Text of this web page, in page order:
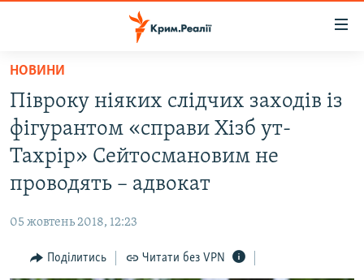
Перейти
основного
матеріалу
Перейти
до
основної
Перейти
пошуку
ВОДА.КРИМ
ВІДЕО ТА ФОТО
ІНТЕРВ'Ю
НОВИНИ
Півроку ніяких слідчих заходів із
фігурантом «справи Хізб ут-
Тахрір» Сейтосмановим не
проводять – адвокат
05 жовтень 2018, 12:23
Поділитись Читати без VPN